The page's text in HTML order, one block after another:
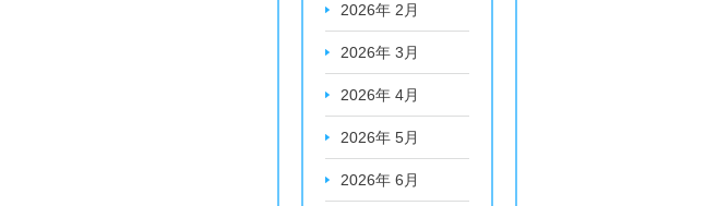
2026年 2月
2026年 3月
2026年 4月
2026年 5月
2026年 6月